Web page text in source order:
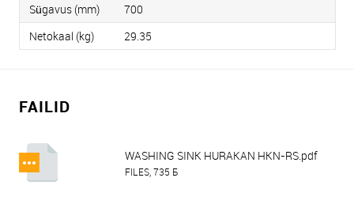
Sügavus (mm)
700
Netokaal (kg)
29.35
FAILID
WASHING SINK HURAKAN HKN-RS.pdf
FILES, 735 Б